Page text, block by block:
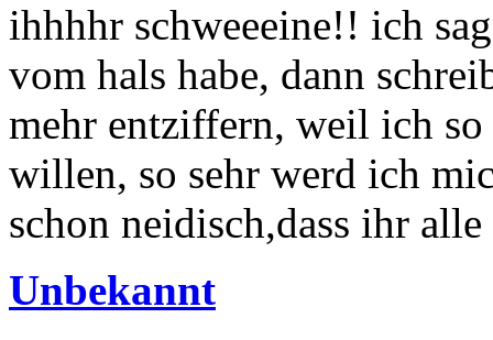
ihhhhr schweeeine!! ich
vom hals habe, dann
mehr entziffern, weil ich
willen, so sehr werd ich
schon neidisch,dass ihr
Unbekannt